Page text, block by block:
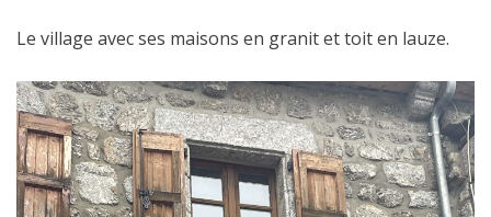
Le village avec ses maisons en granit et toit en lauze.